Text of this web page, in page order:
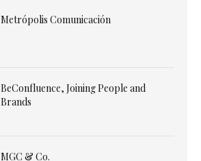
Metrópolis Comunicación
BeConfluence, Joining People and
Brands
MGC & Co.